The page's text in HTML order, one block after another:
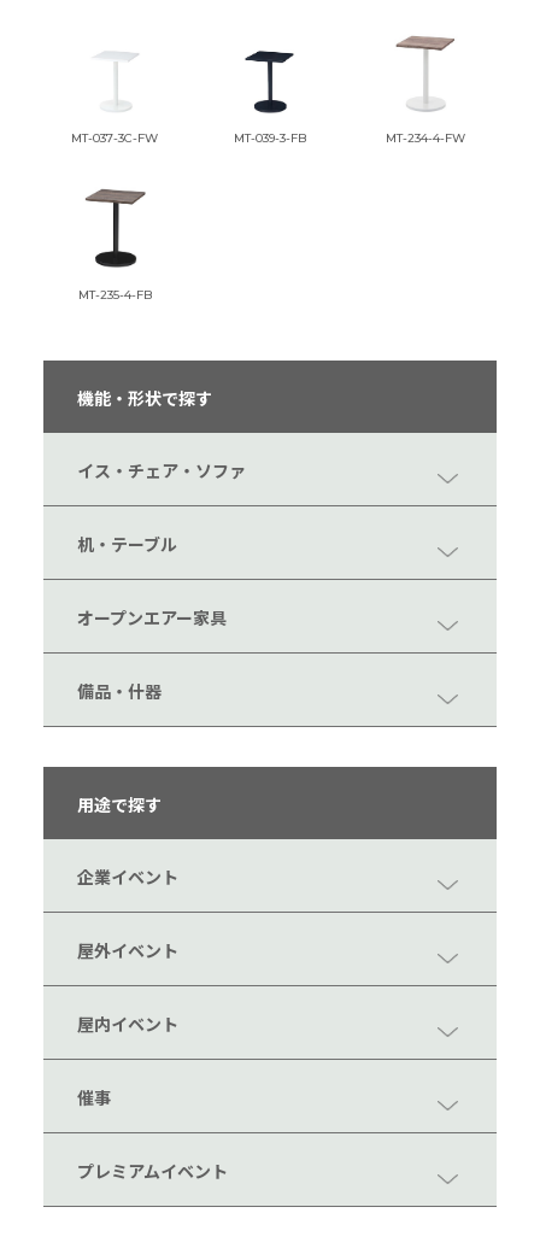
機能・形状で探す
イス・チェア・ソファ
机・テーブル
オープンエアー家具
備品・什器
用途で探す
企業イベント
屋外イベント
屋内イベント
催事
プレミアムイベント
MT-037-3C-FW MT-039-3-FB MT-234-4-FW
MT-235-4-FB